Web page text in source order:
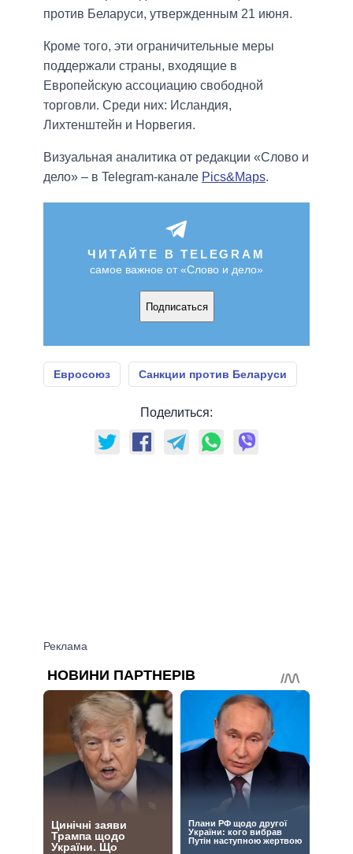
против Беларуси, утвержденным 21 июня.
Кроме того, эти ограничительные меры
поддержали страны, входящие в
Европейскую ассоциацию свободной
торговли. Среди них: Исландия,
Лихтенштейн и Норвегия.
Визуальная аналитика от редакции «Слово и
дело» – в Telegram-канале Pics&Maps.
ЧИТАЙТЕ В TELEGRAM
самое важное от «Слово и дело»
Подписаться
Евросоюз Санкции против Беларуси
Поделиться: